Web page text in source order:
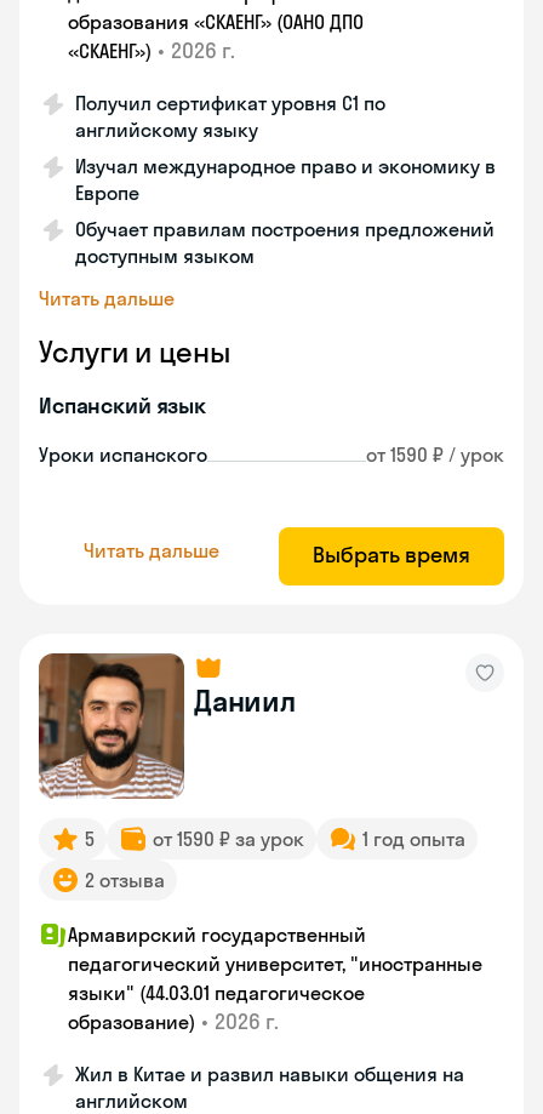
образования «СКАЕНГ» (ОАНО ДПО
«СКАЕНГ») • 2026 г.
Получил сертификат уровня С1 по
английскому языку
Изучал международное право и экономику в
Европе
Обучает правилам построения предложений
доступным языком
Читать дальше
Услуги и цены
Испанский язык
Уроки испанского от 1590 ₽ / урок
Читать дальше Выбрать время
Даниил
5 от 1590 ₽ за урок
1 год опыта
2 отзыва
Армавирский государственный
педагогический университет, "иностранные
языки" (44.03.01 педагогическое
образование) • 2026 г.
Жил в Китае и развил навыки общения на
английском